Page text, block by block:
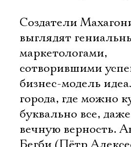
Создатели
выглядят
маркетологами,
сотворившими
бизнес-модель
города, где можно
буквально все, даже
вечную верность.